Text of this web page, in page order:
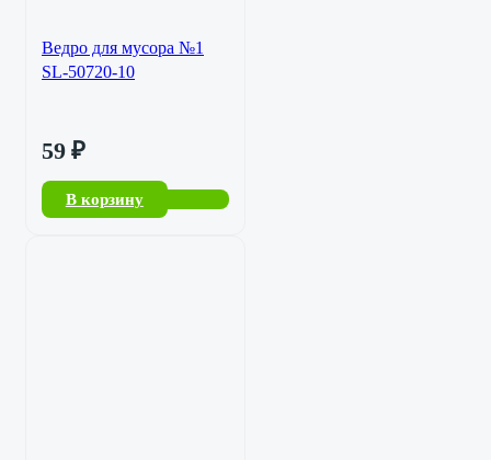
Ведро для мусора №1
SL-50720-10
59 ₽
В корзину